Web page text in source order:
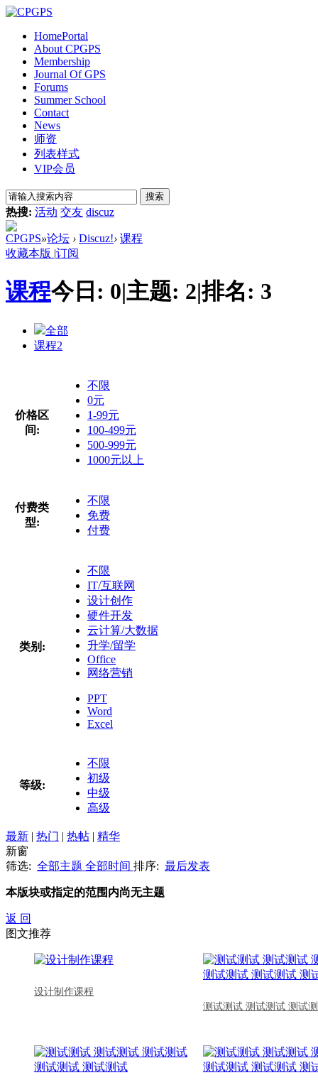
HomePortal
About CPGPS
Membership
Journal Of GPS
Forums
Summer School
Contact
News
师资
列表样式
VIP会员
搜索
热搜: 活动 交友 discuz
CPGPS»论坛 › Discuz!› 课程
收藏本版 |订阅
课程今日: 0|主题: 2|排名: 3
全部
课程2
价格区
间:
不限
0元
1-99元
100-499元
500-999元
1000元以上
付费类
型:
不限
免费
付费
类别:
不限
IT/互联网
设计创作
硬件开发
云计算/大数据
升学/留学
Office
网络营销
PPT
Word
Excel
等级:
不限
初级
中级
高级
最新 | 热门 | 热帖 | 精华
新窗
筛选: 全部主题 全部时间 排序: 最后发表
本版块或指定的范围内尚无主题
返 回
图文推荐
设计制作课程
测试测试 测试测试 测试